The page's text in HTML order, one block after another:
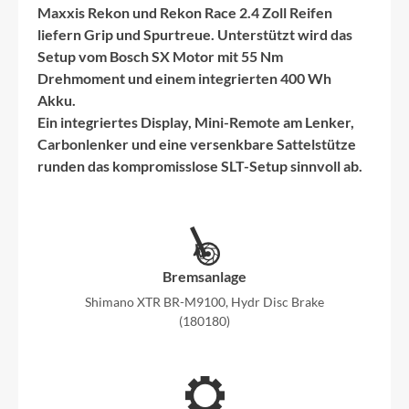
Maxxis Rekon und Rekon Race 2.4 Zoll Reifen
liefern Grip und Spurtreue. Unterstützt wird das
Setup vom Bosch SX Motor mit55 Nm
Drehmoment und einem integrierten400 Wh
Akku.
Ein integriertes Display, Mini-Remote am Lenker,
Carbonlenker und eine versenkbare Sattelstütze
runden das kompromisslose SLT-Setup sinnvoll ab.
Bremsanlage
Shimano XTR BR-M9100, Hydr Disc Brake
(180180)